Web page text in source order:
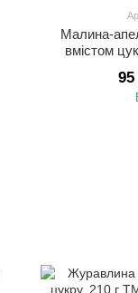
Малина-
вмістом
95